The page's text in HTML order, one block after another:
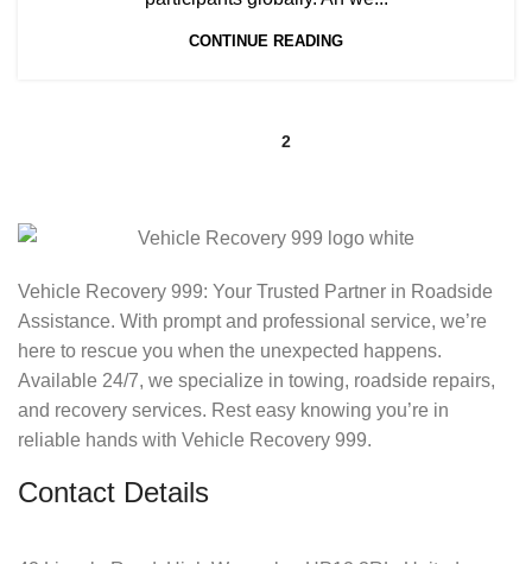
CONTINUE READING
2
Vehicle Recovery 999: Your Trusted Partner in Roadside
Assistance. With prompt and professional service, we’re
here to rescue you when the unexpected happens.
Available 24/7, we specialize in towing, roadside repairs,
and recovery services. Rest easy knowing you’re in
reliable hands with Vehicle Recovery 999.
Contact Details